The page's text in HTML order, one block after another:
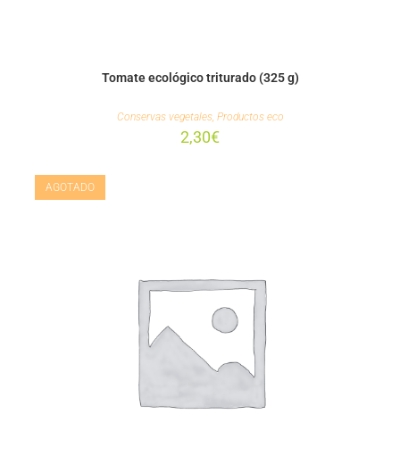
Tomate ecológico triturado (325 g)
Conservas vegetales, Productos eco
2,30€
AGOTADO